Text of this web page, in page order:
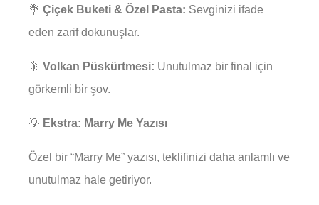
💐 Çiçek Buketi & Özel Pasta: Sevginizi ifade
eden zarif dokunuşlar.
🎇 Volkan Püskürtmesi: Unutulmaz bir final için
görkemli bir şov.
💡 Ekstra: Marry Me Yazısı
Özel bir “Marry Me” yazısı, teklifinizi daha anlamlı ve
unutulmaz hale getiriyor.